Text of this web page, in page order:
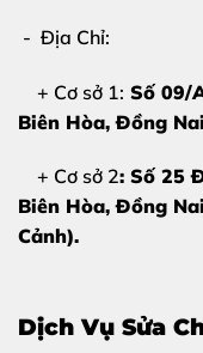
ép kính Realme
hiển thị bên trong
2. Nguyên
C60 Bị Hỏng
tốt hơn sau khi sửa
do:
- Địa Chỉ:
+ Cơ sở 1: Số 09/
Biên Hòa, Đồng
+ Cơ sở 2: Số 25
Biên Hòa, Đồng
Cảnh).
Dịch Vụ Sửa